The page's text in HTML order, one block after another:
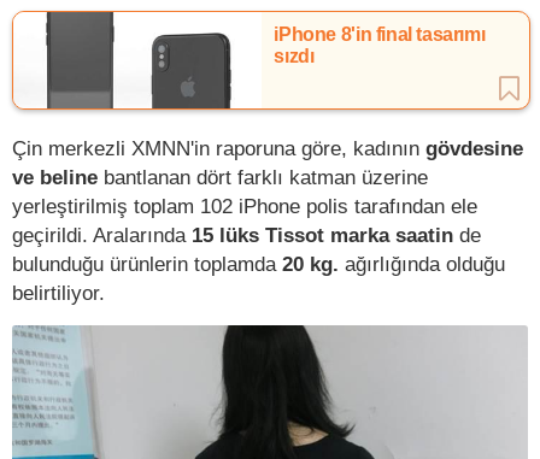
iPhone 8'in final tasarımı
sızdı
Çin merkezli XMNN'in raporuna göre, kadının gövdesine
ve beline bantlanan dört farklı katman üzerine
yerleştirilmiş toplam 102 iPhone polis tarafından ele
geçirildi. Aralarında 15 lüks Tissot marka saatin de
bulunduğu ürünlerin toplamda 20 kg. ağırlığında olduğu
belirtiliyor.